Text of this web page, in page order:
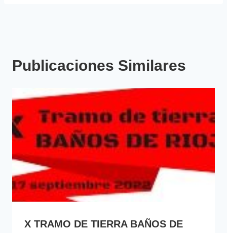
Publicaciones Similares
X TRAMO DE TIERRA BAÑOS DE